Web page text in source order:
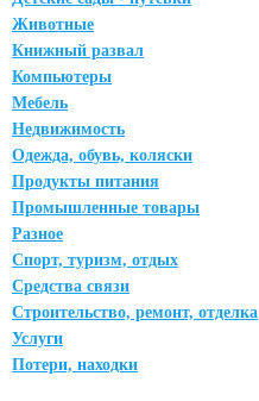
Животные
Книжный развал
Компьютеры
Мебель
Недвижимость
Одежда, обувь, коляски
Продукты питания
Промышленные товары
Разное
Спорт, туризм, отдых
Средства связи
Строительство, ремонт, отделка
Услуги
Потери, находки